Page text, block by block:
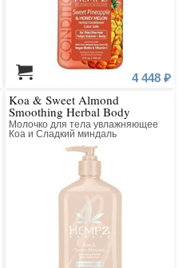
4 448 ₽
Koa & Sweet Almond
Smoothing Herbal Body
Moisturizer
Молочко для тела увлажняющее
Коа и Сладкий миндаль